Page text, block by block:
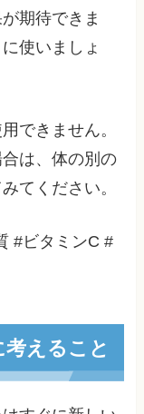
期待できま
使いましょ
できません。
は、体の別の
てください。
#ビタミンC #
えること